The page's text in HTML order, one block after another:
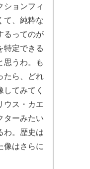
ションフィ
て、純粋な
るってのが
特定できる
思うわ。も
たら、どれ
てみてく
ウス・カエ
ターみたい
わ。歴史は
像はさらに